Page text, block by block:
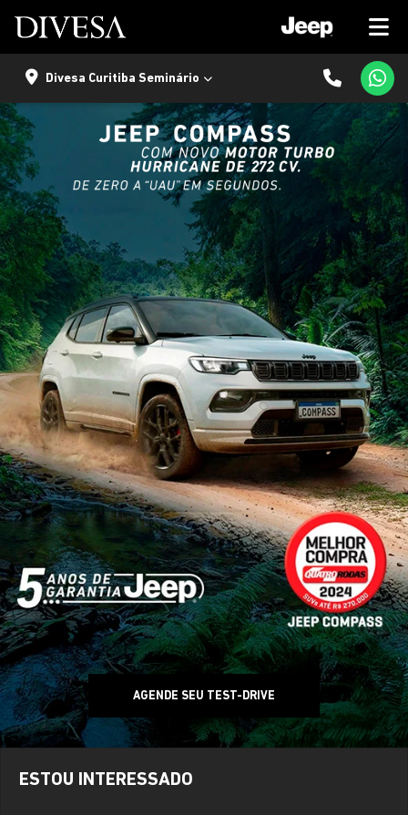
Divesa Curitiba Seminário
ESTOU INTERESSADO
AGENDE SEU TEST-DRIVE